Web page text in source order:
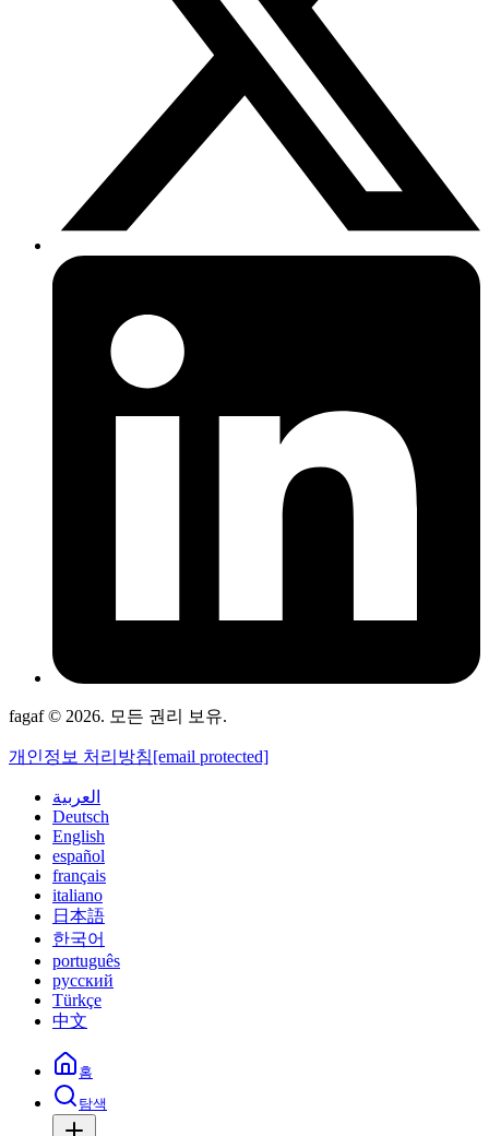
fagaf © 2026. 모든 권리 보유.
개인정보 처리방침[email protected]
العربية
Deutsch
English
español
français
italiano
日本語
한국어
português
русский
Türkçe
中文
홈
탐색